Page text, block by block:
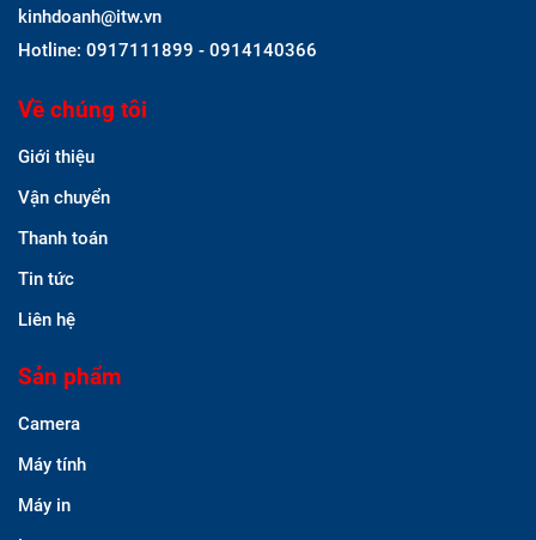
kinhdoanh@itw.vn
Hotline: 0917111899 - 0914140366
Về chúng tôi
Giới thiệu
Vận chuyển
Thanh toán
Tin tức
Liên hệ
Sản phẩm
Camera
Máy tính
Máy in